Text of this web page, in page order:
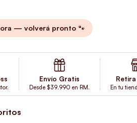
— volverá pronto 🐾
Envío Gratis
Desde $39.990 en RM. En tu